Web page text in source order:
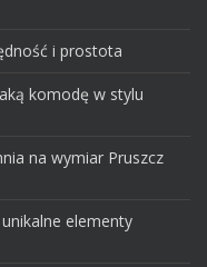
i prostota
komodę w stylu
na wymiar Pruszcz
elementy